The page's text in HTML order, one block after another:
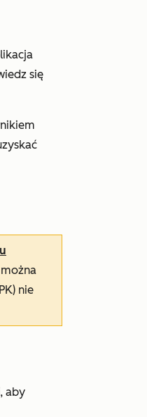
się
nie
, aby